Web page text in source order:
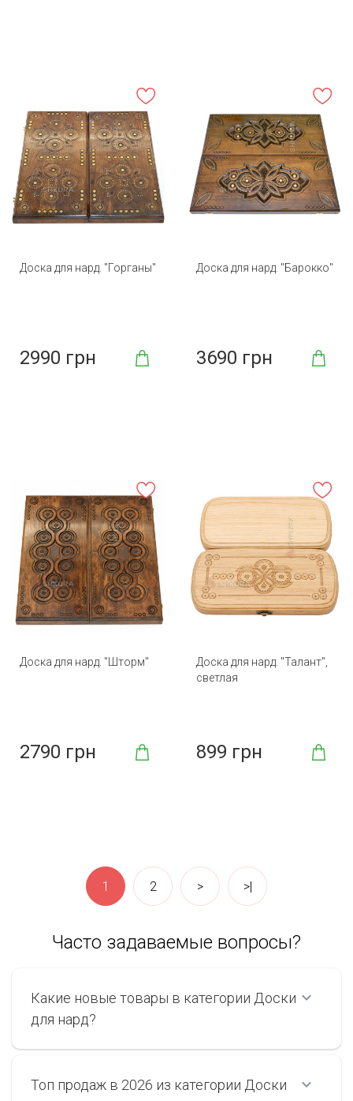
Доска для нард. "Горганы"
2990 грн
Доска для нард. "Барокко"
3690 грн
Доска для нард. "Шторм"
2790 грн
Доска для нард. "Талант",
светлая
899 грн
1 2 > >|
Часто задаваемые вопросы?
Какие новые товары в категории Доски
для нард?
Топ продаж в 2026 из категории Доски